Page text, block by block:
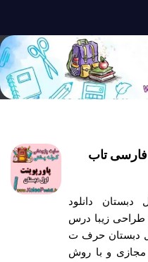
تاب
دانلود
طراحی زیبا درس
دبستان حرف ت
مجازی و با روش